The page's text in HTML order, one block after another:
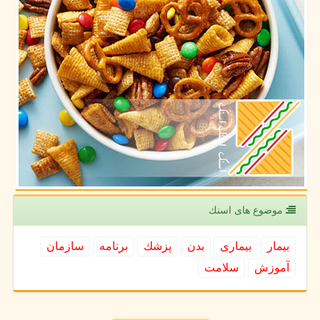
موضوع های اسنك
بیمار بیماری بدن پزشك برنامه
سازمان
آموزش
سلامت